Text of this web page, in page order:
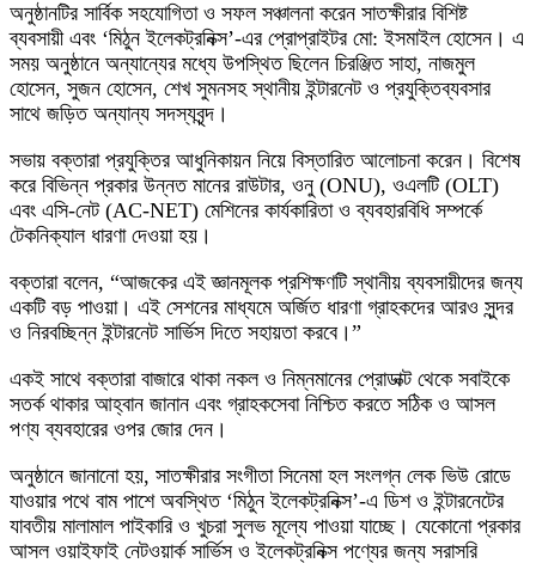
অনুষ্ঠানটির সার্বিক সহযোগিতা ও সফল সঞ্চালনা করেন সাতক্ষীরার বিশিষ্ট
ব্যবসায়ী এবং ‘মিঠুন ইলেকট্রনিক্স’-এর প্রোপ্রাইটর মো: ইসমাইল হোসেন। এ
সময় অনুষ্ঠানে অন্যান্যের মধ্যে উপস্থিত ছিলেন চিরঞ্জিত সাহা, নাজমুল
হোসেন, সুজন হোসেন, শেখ সুমনসহ স্থানীয় ইন্টারনেট ও প্রযুক্তিব্যবসার
সাথে জড়িত অন্যান্য সদস্যবৃন্দ।
সভায় বক্তারা প্রযুক্তির আধুনিকায়ন নিয়ে বিস্তারিত আলোচনা করেন। বিশেষ
করে বিভিন্ন প্রকার উন্নত মানের রাউটার, ওনু (ONU), ওএলটি (OLT)
এবং এসি-নেট (AC-NET) মেশিনের কার্যকারিতা ও ব্যবহারবিধি সম্পর্কে
টেকনিক্যাল ধারণা দেওয়া হয়।
বক্তারা বলেন, “আজকের এই জ্ঞানমূলক প্রশিক্ষণটি স্থানীয় ব্যবসায়ীদের জন্য
একটি বড় পাওয়া। এই সেশনের মাধ্যমে অর্জিত ধারণা গ্রাহকদের আরও সুন্দর
ও নিরবচ্ছিন্ন ইন্টারনেট সার্ভিস দিতে সহায়তা করবে।”
একই সাথে বক্তারা বাজারে থাকা নকল ও নিম্নমানের প্রোডাক্ট থেকে সবাইকে
সতর্ক থাকার আহ্বান জানান এবং গ্রাহকসেবা নিশ্চিত করতে সঠিক ও আসল
পণ্য ব্যবহারের ওপর জোর দেন।
অনুষ্ঠানে জানানো হয়, সাতক্ষীরার সংগীতা সিনেমা হল সংলগ্ন লেক ভিউ রোডে
যাওয়ার পথে বাম পাশে অবস্থিত ‘মিঠুন ইলেকট্রনিক্স’-এ ডিশ ও ইন্টারনেটের
যাবতীয় মালামাল পাইকারি ও খুচরা সুলভ মূল্যে পাওয়া যাচ্ছে। যেকোনো প্রকার
আসল ওয়াইফাই নেটওয়ার্ক সার্ভিস ও ইলেকট্রনিক্স পণ্যের জন্য সরাসরি